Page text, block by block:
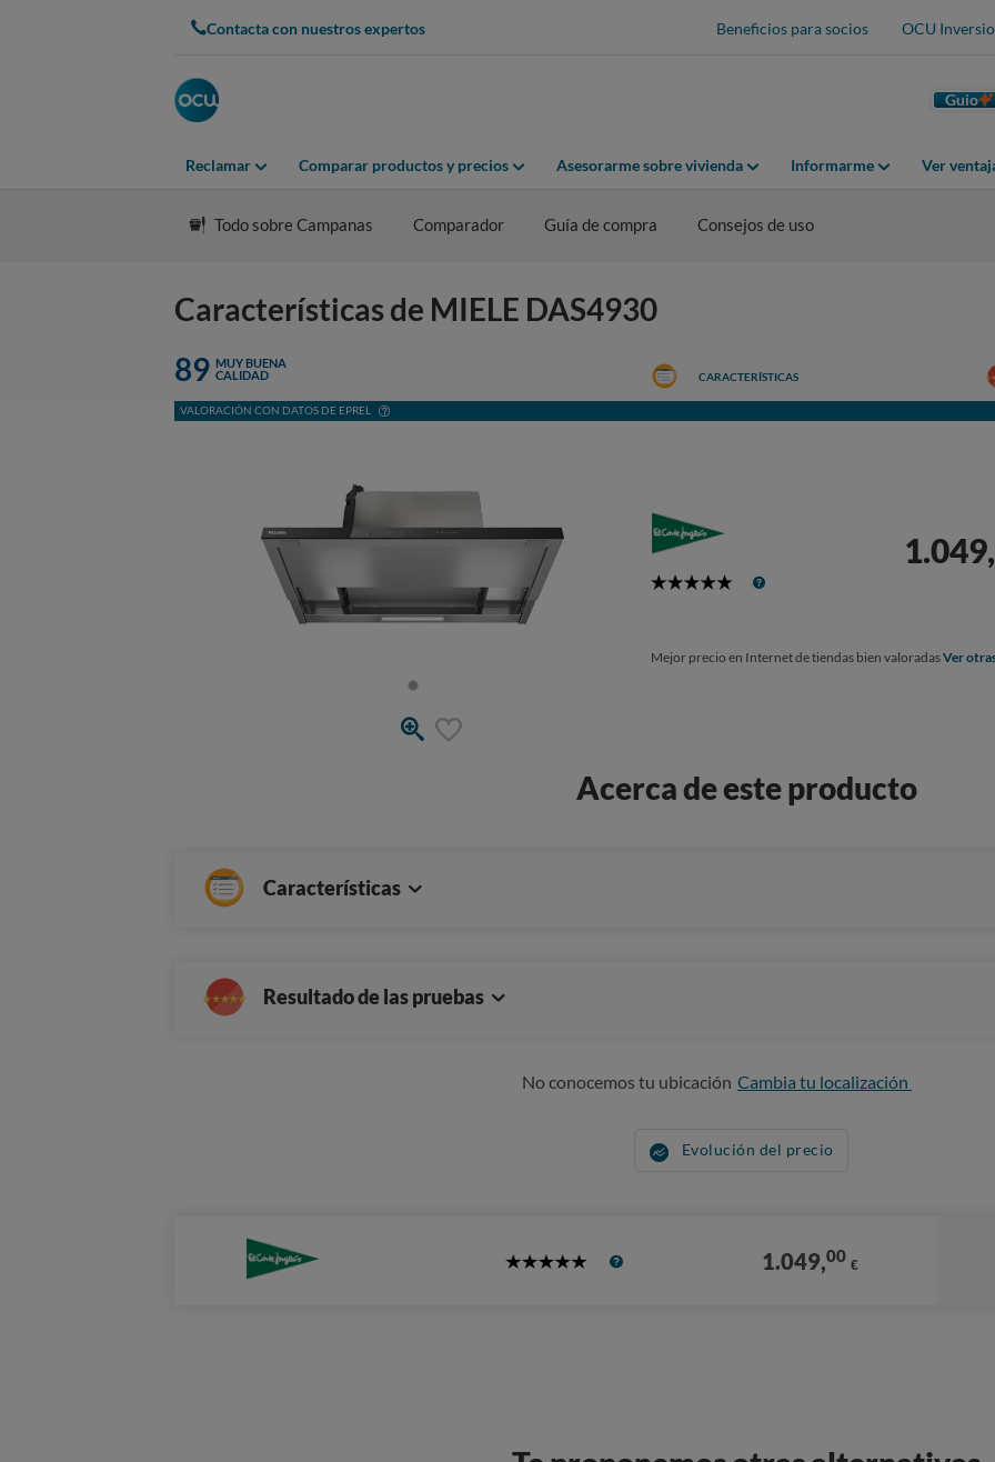
Contacta con nuestros expertos Beneficios para socios OCU
Guio
Reclamar Comparar productos y precios Asesorarme sobre vivienda Informarme Ver
Todo sobre Campanas Comparador Guía de compra Consejos de uso
Características de MIELE DAS4930
89 MUY BUENA
CALIDAD
VALORACIÓN CON DATOS DE EPREL
CARACTERÍSTICAS
5
1.049,
Mejor precio en Internet de tiendas bien valoradasVer
Acerca de este producto
Características
Resultado de las pruebas
No conocemos tu ubicación Cambia tu localización
Evolución del precio
5
1.049,00 €